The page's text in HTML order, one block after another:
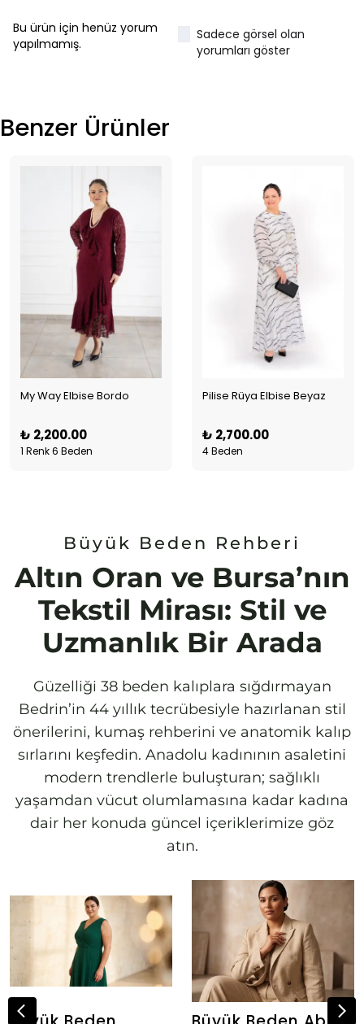
Bu ürün için henüz yorum
yapılmamış.
Sadece görsel olan
yorumları göster
Benzer Ürünler
My Way Elbise Bordo
₺ 2,200.00
1 Renk 6 Beden
Pilise Rüya Elbise Beyaz
₺ 2,700.00
4 Beden
Büyük Beden Rehberi
Altın Oran ve Bursa’nın
Tekstil Mirası: Stil ve
Uzmanlık Bir Arada
Güzelliği 38 beden kalıplara sığdırmayan
Bedrin’in 44 yıllık tecrübesiyle hazırlanan stil
önerilerini, kumaş rehberini ve anatomik kalıp
sırlarını keşfedin. Anadolu kadınının asaletini
modern trendlerle buluşturan; sağlıklı
yaşamdan vücut olumlamasına kadar kadına
dair her konuda güncel içeriklerimize göz
atın.